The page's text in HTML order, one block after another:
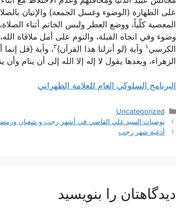
على الطهارة (الوضوء وغسل الجمعة) والإتيان
المعصية كلّياً، ووضع العطر ولبس الخاتم أثناء
وضوء وفي اتجاه القبلة، والنوم على أمل ملاقاة
الكرسي ۱ وآية {لو أنزلنا هذا القرآن}٢، وآية {قل إنما
الزهراء، وبعدها يقول لا إله إلا الله إلى أن ينام
البرنامج السلوكي العام للعلامة الطهراني
دسته‌ها
Uncategorized
ناوبری
نوشته‌ها
توصيات السيد علي القاضي في أشهر رجب و شعبان
أدعية شهر رجب
دیدگاهتان را بنویسید